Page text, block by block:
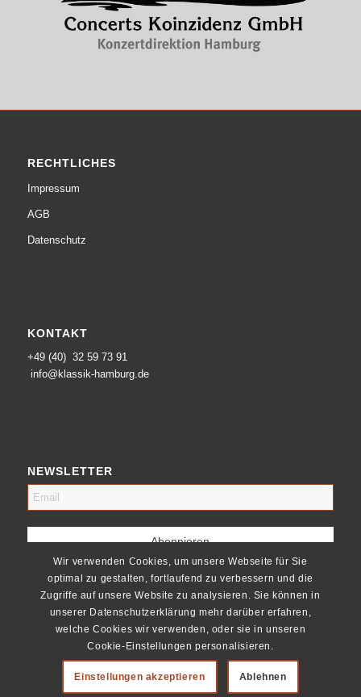
RECHTLICHES
Impressum
AGB
Datenschutz
KONTAKT
+49 (40) 32 59 73 91
info@klassik-hamburg.de
NEWSLETTER
Wir verwenden Cookies, um unsere Webseite für Sie
optimal zu gestalten, fortlaufend zu verbessern und die
Zugriffe auf unsere Website zu analysieren. Sie können in
unserer Datenschutzerklärung mehr darüber erfahren,
welche Cookies wir verwenden, oder sie in unseren
Cookie-Einstellungen personalisieren.
Einstellungen akzeptieren Ablehnen